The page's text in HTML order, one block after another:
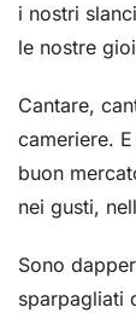
i nostri slanci
le nostre
Cantare,
cameriere.
buon
nei gusti,
Sono
sparpagliati